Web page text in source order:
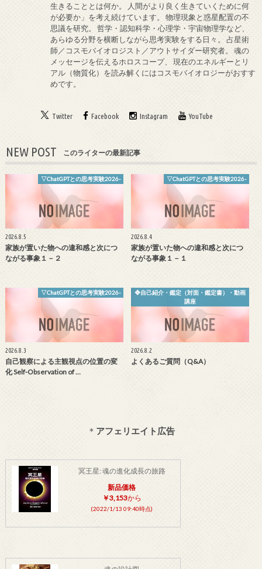
生きることとは何か。 人間がより良く生きていくために何
が必要か」を考え続けています。 物理現象と惑星配置の不
思議を研究。 哲学・認知科学・心理学・宇宙物理学など、
あらゆる分野を横断しながら思考実験をする日々。 占星術
師／コスモバイオロジスト／アウトサイダー研究者。 魂の
メッセージを伝えるホロスコープ、 現在のエネルギーとリ
アル（物質化）を読み解くにはコスモバイオロジーがおすす
めです。
Twitter Facebook Instagram YouTube
NEW POST このライターの最新記事
▽ChatGPTとの思考実験2026-
2026.8.5
家族が置いた物への違和感と次につ
ながる事象１－２
▽ChatGPTとの思考実験2026-
2026.8.4
家族が置いた物への違和感と次につ
ながる事象１－１
▽ChatGPTとの思考実験2026-
2026.8.3
自己観察による主観視点の位置の変
化 Self-Observation of …
❖自己紹介・鑑定（対面・鑑定書）・動画
講座
2026.8.2
よくあるご質問（Q&A）
＊ アフェリエイト広告
冥王星: 魂の進化成長の旅路
新品価格
￥3,153から
(2022/1/13 09:40時点)